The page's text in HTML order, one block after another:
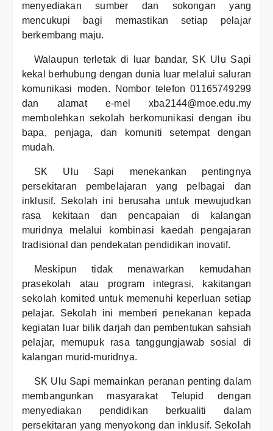
menyediakan sumber dan sokongan yang
mencukupi bagi memastikan setiap pelajar
berkembang maju.
Walaupun terletak di luar bandar, SK Ulu Sapi
kekal berhubung dengan dunia luar melalui saluran
komunikasi moden. Nombor telefon 01165749299
dan alamat e-mel xba2144@moe.edu.my
membolehkan sekolah berkomunikasi dengan ibu
bapa, penjaga, dan komuniti setempat dengan
mudah.
SK Ulu Sapi menekankan pentingnya
persekitaran pembelajaran yang pelbagai dan
inklusif. Sekolah ini berusaha untuk mewujudkan
rasa kekitaan dan pencapaian di kalangan
muridnya melalui kombinasi kaedah pengajaran
tradisional dan pendekatan pendidikan inovatif.
Meskipun tidak menawarkan kemudahan
prasekolah atau program integrasi, kakitangan
sekolah komited untuk memenuhi keperluan setiap
pelajar. Sekolah ini memberi penekanan kepada
kegiatan luar bilik darjah dan pembentukan sahsiah
pelajar, memupuk rasa tanggungjawab sosial di
kalangan murid-muridnya.
SK Ulu Sapi memainkan peranan penting dalam
membangunkan masyarakat Telupid dengan
menyediakan pendidikan berkualiti dalam
persekitaran yang menyokong dan inklusif. Sekolah